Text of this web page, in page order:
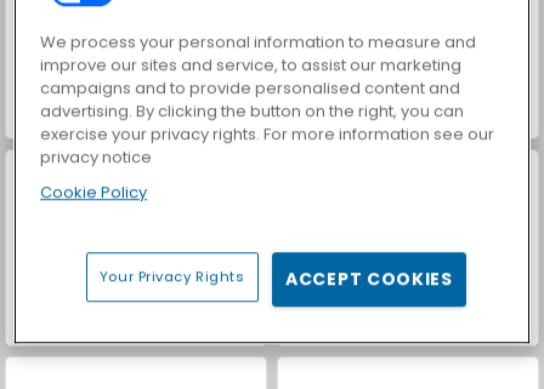
Farm Merge Valley Simulator Legiun Roma
We process your personal information to measure and
improve our sites and service, to assist our marketing
campaigns and to provide personalised content and
advertising. By clicking the button on the right, you can
exercise your privacy rights. For more information see our
privacy notice
Cookie Policy
Your Privacy Rights ACCEPT COOKIES